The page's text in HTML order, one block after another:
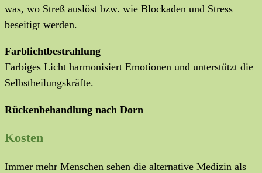
was, wo Streß auslöst bzw. wie Blockaden und Stress
beseitigt werden.
Farblichtbestrahlung
Farbiges Licht harmonisiert Emotionen und unterstützt die
Selbstheilungskräfte.
Rückenbehandlung nach Dorn
Kosten
Immer mehr Menschen sehen die alternative Medizin als